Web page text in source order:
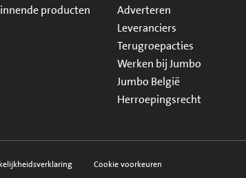
producten
Adverteren
Leveranciers
Terugroepacties
Werken bij Jumbo
Jumbo België
Herroepingsrecht
Cookie voorkeuren